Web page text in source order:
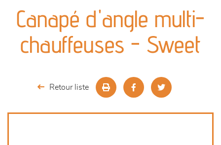
séjours
meubles de complément
chambres et dressing
décoration
Canapé d'angle multi-
chauffeuses - Sweet
Retour liste